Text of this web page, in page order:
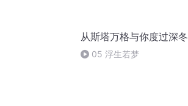
从斯塔万格与你度过深冬
05 浮生若梦